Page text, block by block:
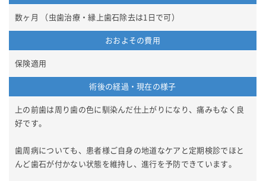
数ヶ月 （虫歯治療・縁上歯石除去は1日で可）
おおよその費用
保険適用
術後の経過・現在の様子
上の前歯は周り歯の色に馴染んだ仕上がりになり、痛みもなく良
好です。
歯周病についても、患者様ご自身の地道なケアと定期検診でほと
んど歯石が付かない状態を維持し、進行を予防できています。